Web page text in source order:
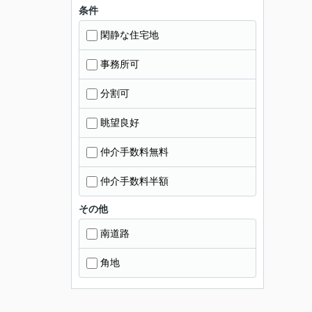
条件
閑静な住宅地
事務所可
分割可
眺望良好
仲介手数料無料
仲介手数料半額
その他
南道路
角地